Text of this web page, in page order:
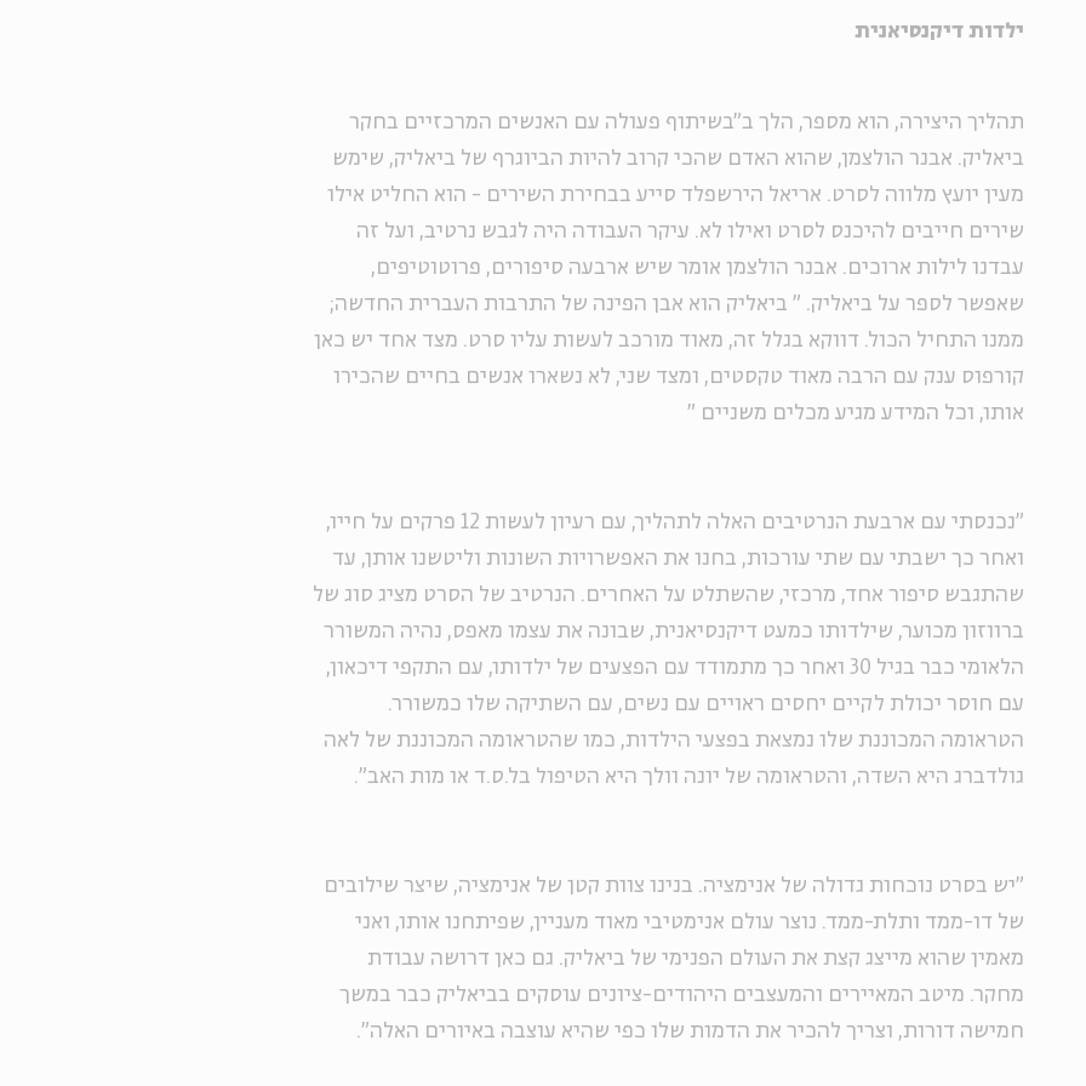
ילדות דיקנסיאנית
תהליך היצירה, הוא מספר, הלך ב"בשיתוף פעולה עם האנשים המרכזיים בחקר
ביאליק. אבנר הולצמן, שהוא האדם שהכי קרוב להיות הביוגרף של ביאליק, שימש
מעין יועץ מלווה לסרט. אריאל הירשפלד סייע בבחירת השירים - הוא החליט אילו
שירים חייבים להיכנס לסרט ואילו לא. עיקר העבודה היה לגבש נרטיב, ועל זה
עבדנו לילות ארוכים. אבנר הולצמן אומר שיש ארבעה סיפורים, פרוטוטיפים,
שאפשר לספר על ביאליק. " ביאליק הוא אבן הפינה של התרבות העברית החדשה;
ממנו התחיל הכול. דווקא בגלל זה, מאוד מורכב לעשות עליו סרט. מצד אחד יש כאן
קורפוס ענק עם הרבה מאוד טקסטים, ומצד שני, לא נשארו אנשים בחיים שהכירו
אותו, וכל המידע מגיע מכלים משניים "
"נכנסתי עם ארבעת הנרטיבים האלה לתהליך, עם רעיון לעשות 12 פרקים על חייו,
ואחר כך ישבתי עם שתי עורכות, בחנו את האפשרויות השונות וליטשנו אותן, עד
שהתגבש סיפור אחד, מרכזי, שהשתלט על האחרים. הנרטיב של הסרט מציג סוג של
ברווזון מכוער, שילדותו כמעט דיקנסיאנית, שבונה את עצמו מאפס, נהיה המשורר
הלאומי כבר בגיל 30 ואחר כך מתמודד עם הפצעים של ילדותו, עם התקפי דיכאון,
עם חוסר יכולת לקיים יחסים ראויים עם נשים, עם השתיקה שלו כמשורר.
הטראומה המכוננת שלו נמצאת בפצעי הילדות, כמו שהטראומה המכוננת של לאה
גולדברג היא השדה, והטראומה של יונה וולך היא הטיפול בל.ס.ד או מות האב".
"יש בסרט נוכחות גדולה של אנימציה. בנינו צוות קטן של אנימציה, שיצר שילובים
של דו-ממד ותלת-ממד. נוצר עולם אנימטיבי מאוד מעניין, שפיתחנו אותו, ואני
מאמין שהוא מייצג קצת את העולם הפנימי של ביאליק. גם כאן דרושה עבודת
מחקר. מיטב המאיירים והמעצבים היהודים-ציונים עוסקים בביאליק כבר במשך
חמישה דורות, וצריך להכיר את הדמות שלו כפי שהיא עוצבה באיורים האלה".